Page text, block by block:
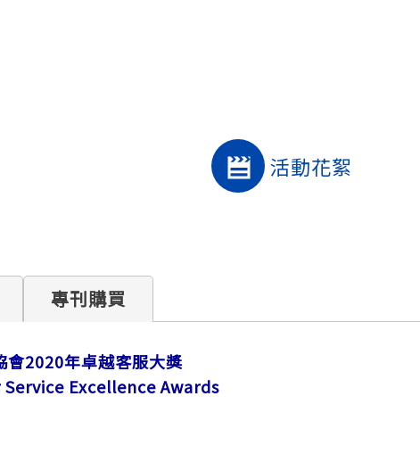
活動花絮
專刊購買
會2020年卓越客服大獎
Excellence Awards